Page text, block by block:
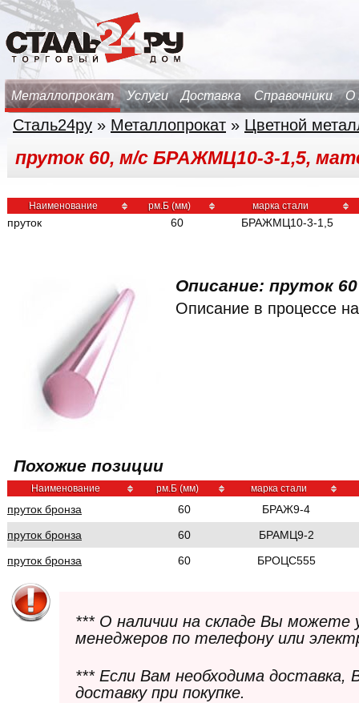
Металлопрокат Услуги Доставка Справочники О
Сталь24ру » Металлопрокат » Цветной
пруток 60, м/с БРАЖМЦ10-3-1,5,
Наименование рм.Б (мм) марка стали
пруток 60 БРАЖМЦ10-3-1,5
Описание: пруток
Описание в процессе
Похожие позиции
Наименование рм.Б (мм) марка стали
пруток бронза 60
БРАЖ9-4
пруток бронза
60
БРАМЦ9-2
пруток бронза
60 БРОЦС555
*** О наличии на складе Вы можете
менеджеров по телефону или
*** Если Вам необходима
доставку при покупке.